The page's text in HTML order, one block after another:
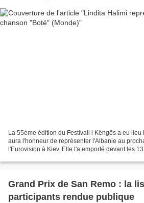
La 55ème édition du Festivali i Këngës a eu lieu
aura l'honneur de représenter l'Albanie au
l'Eurovision à Kiev. Elle l'a emporté devant les
Grand Prix de San Remo : la
participants rendue publique